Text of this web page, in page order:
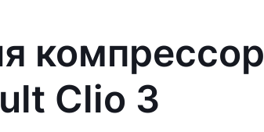
Clio 3